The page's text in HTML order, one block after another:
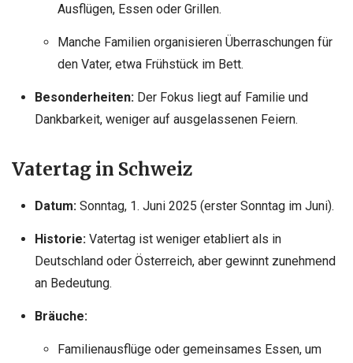
Ausflügen, Essen oder Grillen.
Manche Familien organisieren Überraschungen für
den Vater, etwa Frühstück im Bett.
Besonderheiten:Der Fokus liegt auf Familie und
Dankbarkeit, weniger auf ausgelassenen Feiern.
Vatertag in Schweiz
Datum:Sonntag, 1. Juni 2025 (erster Sonntag im Juni).
Historie:Vatertag ist weniger etabliert als in
Deutschland oder Österreich, aber gewinnt zunehmend
an Bedeutung.
Bräuche:
Familienausflüge oder gemeinsames Essen, um